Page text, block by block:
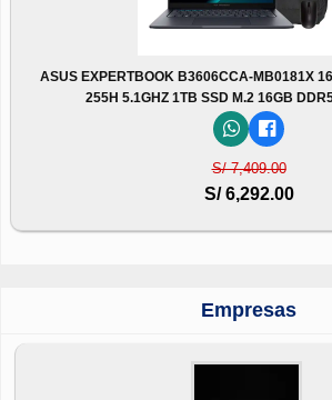
ASUS EXPERTBOOK B3606CCA-MB0181X
255H 5.1GHZ 1TB SSD M.2 16GB
S/ 7,409.00
S/ 6,292.00
Empresas